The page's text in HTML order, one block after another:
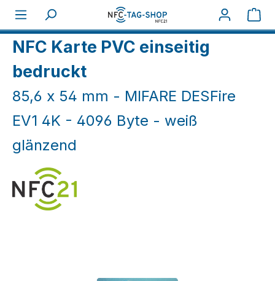
Zum Hauptinhalt springen
NFC Karten weiß & farbig
NFC Karte PVC einseitig
bedruckt
85,6 x 54 mm - MIFARE DESFire
EV1 4K - 4096 Byte - weiß
glänzend